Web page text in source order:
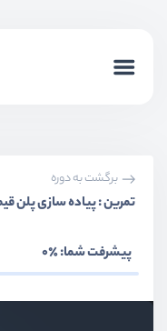
برگشت به دوره
تمرین : پیاده سازی پلن
پیشرفت شما:٪0
بخش اول